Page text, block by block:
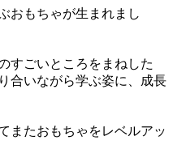
おもちゃが生まれまし
すごいところをまねした
合いながら学ぶ姿に、成長
またおもちゃをレベルアッ